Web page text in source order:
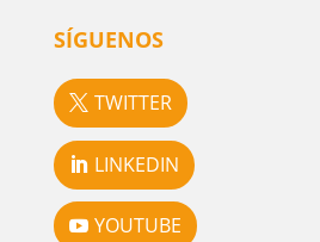
SÍGUENOS
TWITTER
LINKEDIN
YOUTUBE